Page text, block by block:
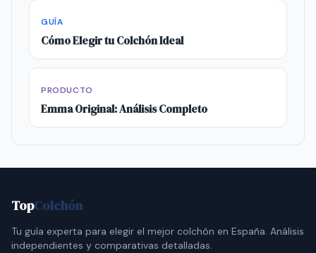
GUÍA
Cómo Elegir tu Colchón Ideal
PRODUCTO
Emma Original: Análisis Completo
TopColchón
Tu guía experta para elegir el mejor colchón en España. Análisis
independientes y comparativas detalladas.